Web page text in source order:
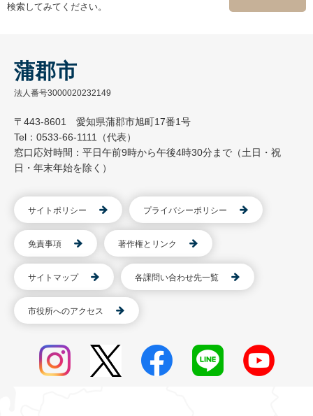
検索してみてください。
蒲郡市
法人番号3000020232149
〒443-8601 愛知県蒲郡市旭町17番1号
Tel：0533-66-1111（代表）
窓口応対時間：平日午前9時から午後4時30分まで（土日・祝
日・年末年始を除く）
サイトポリシー プライバシーポリシー
免責事項 著作権とリンク
サイトマップ 各課問い合わせ先一覧
市役所へのアクセス